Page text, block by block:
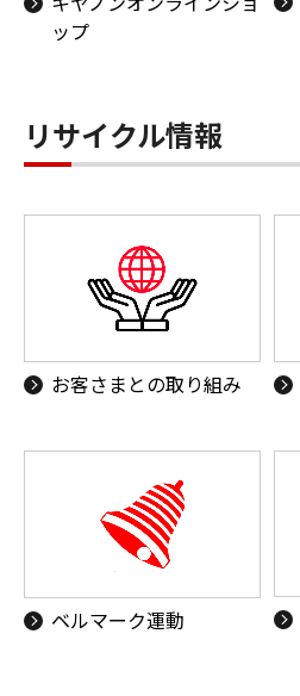
ップ
リサイクル情報
お客さまとの取り組み
ベルマーク運動